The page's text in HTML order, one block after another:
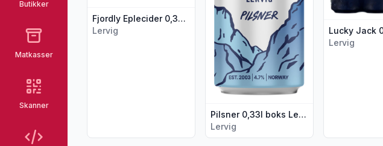
Butikker
Matkasser
Skanner
Fjordly Eplecider 0,33l boks Lervig
Lervig
Pilsner 0,33l boks Lervig
Lervig
Lervig